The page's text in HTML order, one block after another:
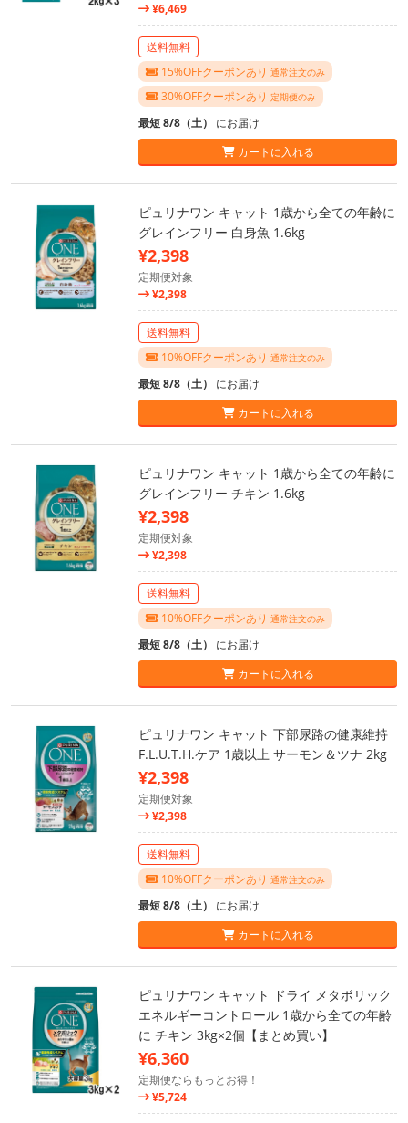
¥6,469
送料無料
15%OFFクーポンあり 通常注文のみ
30%OFFクーポンあり 定期便のみ
最短 8/8（土） にお届け
カートに入れる
ピュリナワン キャット 1歳から全ての年齢に
グレインフリー 白身魚 1.6kg
¥2,398
定期便対象
¥2,398
送料無料
10%OFFクーポンあり 通常注文のみ
最短 8/8（土） にお届け
カートに入れる
ピュリナワン キャット 1歳から全ての年齢に
グレインフリー チキン 1.6kg
¥2,398
定期便対象
¥2,398
送料無料
10%OFFクーポンあり 通常注文のみ
最短 8/8（土） にお届け
カートに入れる
ピュリナワン キャット 下部尿路の健康維持
F.L.U.T.H.ケア 1歳以上 サーモン＆ツナ 2kg
¥2,398
定期便対象
¥2,398
送料無料
10%OFFクーポンあり 通常注文のみ
最短 8/8（土） にお届け
カートに入れる
ピュリナワン キャット ドライ メタボリック
エネルギーコントロール 1歳から全ての年齢
に チキン 3kg×2個【まとめ買い】
¥6,360
定期便ならもっとお得！
¥5,724